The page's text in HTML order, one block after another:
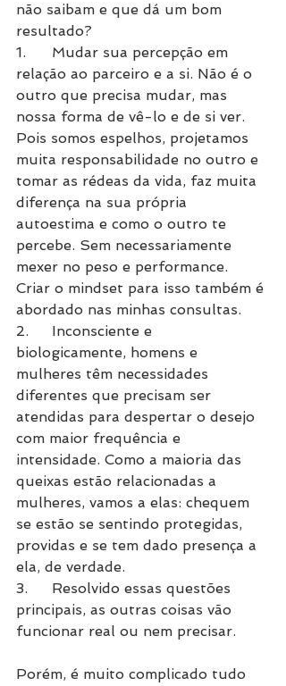
não saibam e que dá um bom
resultado?
1.	Mudar sua percepção em
relação ao parceiro e a si. Não é o
outro que precisa mudar, mas
nossa forma de vê-lo e de si ver.
Pois somos espelhos, projetamos
muita responsabilidade no outro e
tomar as rédeas da vida, faz muita
diferença na sua própria
autoestima e como o outro te
percebe. Sem necessariamente
mexer no peso e performance.
Criar o mindset para isso também é
abordado nas minhas consultas.
2.	Inconsciente e
biologicamente, homens e
mulheres têm necessidades
diferentes que precisam ser
atendidas para despertar o desejo
com maior frequência e
intensidade. Como a maioria das
queixas estão relacionadas a
mulheres, vamos a elas: chequem
se estão se sentindo protegidas,
providas e se tem dado presença a
ela, de verdade.
3.	Resolvido essas questões
principais, as outras coisas vão
funcionar real ou nem precisar.
Porém, é muito complicado tudo